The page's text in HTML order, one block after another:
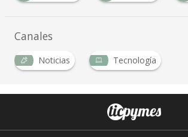
Canales
Noticias Tecnología